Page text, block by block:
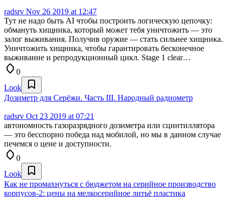
radsrv Nov 26 2019 at 12:47
Тут не надо быть AI чтобы построить логическую цепочку:
обмануть хищника, который может тебя уничтожить — это
залог выживания. Получив оружие — стать сильнее хищника.
Уничтожить хищника, чтобы гарантировать бесконечное
выживание и репродукционный цикл. Stage 1 clear…
0
Look
Дозиметр для Серёжи. Часть III. Народный радиометр
radsrv Oct 23 2019 at 07:21
автономность газоразрядного дозиметра или сцинтиллятора
— это бесспорно победа над мобилой, но мы в данном случае
печемся о цене и доступности.
0
Look
Как не промахнуться с бюджетом на серийное производство
корпусов-2: цены на мелкосерийное литьё пластика